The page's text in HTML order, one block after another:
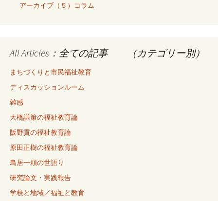
アーカイブ（５）コラム
All Articles：全ての記事 （カテゴリー別）
まちづくりと市民福祉教育
ディスカッションルーム
雑感
大橋謙策の福祉教育論
阪野貢の福祉教育論
原田正樹の福祉教育論
鳥居一頼の世語り
研究論文・実践報告
学校と地域／福祉と教育